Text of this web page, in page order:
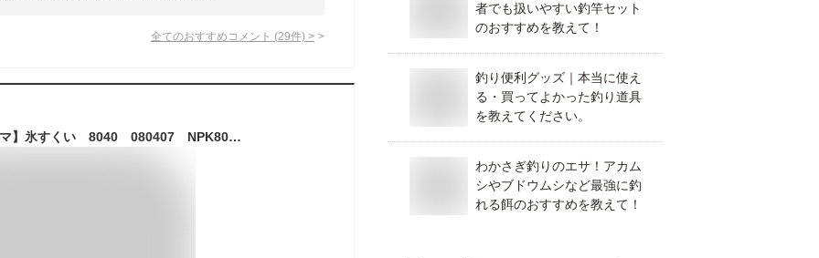
全てのおすすめコメント (29件) >
【NAKAZIMA/ナカジマ】氷すくい 8040 080407 NPK8040 氷上すくい 氷とり ワカサギ釣り わかさぎ用品
者でも扱いやすい釣竿セット
のおすすめを教えて！
釣り便利グッズ｜本当に使え
る・買ってよかった釣り道具
を教えてください。
わかさぎ釣りのエサ！アカム
シやブドウムシなど最強に釣
れる餌のおすすめを教えて！